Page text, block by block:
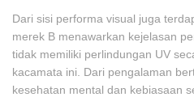
Dari sisi performa visual juga
merek B menawarkan kejelasan
tidak memiliki perlindungan UV
kacamata ini. Dari pengalaman
kesehatan mental dan kebiasaan